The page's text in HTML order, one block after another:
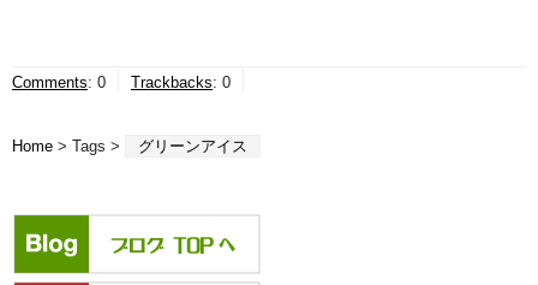
Comments: 0 Trackbacks: 0
Home > Tags > グリーンアイス